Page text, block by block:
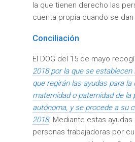
la que tienen derecho las
cuenta propia cuando se dan
Conciliación
El DOG del 15 de mayo
2018 por la que se
que regirán las ayudas para la
maternidad o paternidad de la
autónoma, y se procede a su
2018. Mediante estas
personas trabajadoras por